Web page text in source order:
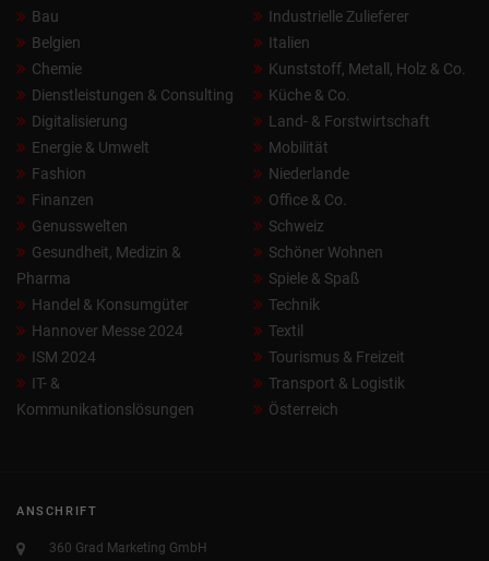
Bau
Belgien
Chemie
Dienstleistungen & Consulting
Digitalisierung
Energie & Umwelt
Fashion
Finanzen
Genusswelten
Gesundheit, Medizin &
Pharma
Handel & Konsumgüter
Hannover Messe 2024
ISM 2024
IT- &
Kommunikationslösungen
Industrielle Zulieferer
Italien
Kunststoff, Metall, Holz & Co.
Küche & Co.
Land- & Forstwirtschaft
Mobilität
Niederlande
Office & Co.
Schweiz
Schöner Wohnen
Spiele & Spaß
Technik
Textil
Tourismus & Freizeit
Transport & Logistik
Österreich
ANSCHRIFT
360 Grad Marketing GmbH